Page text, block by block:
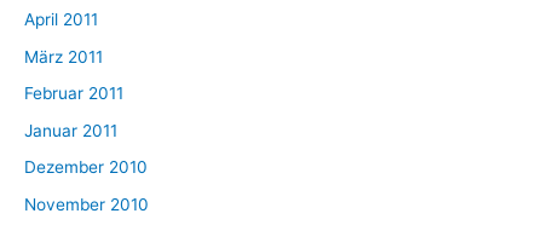
April 2011
März 2011
Februar 2011
Januar 2011
Dezember 2010
November 2010